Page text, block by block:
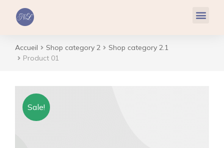
Vous êtes ici :
Accueil Shop category 2
Shop category 2.1
Product 01
Sale!